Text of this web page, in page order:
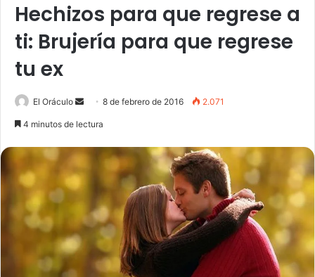
Hechizos para que regrese a
ti: Brujería para que regrese
tu ex
El Oráculo
Send8 de febrero de 2016 2.071
4 minutos de lectura